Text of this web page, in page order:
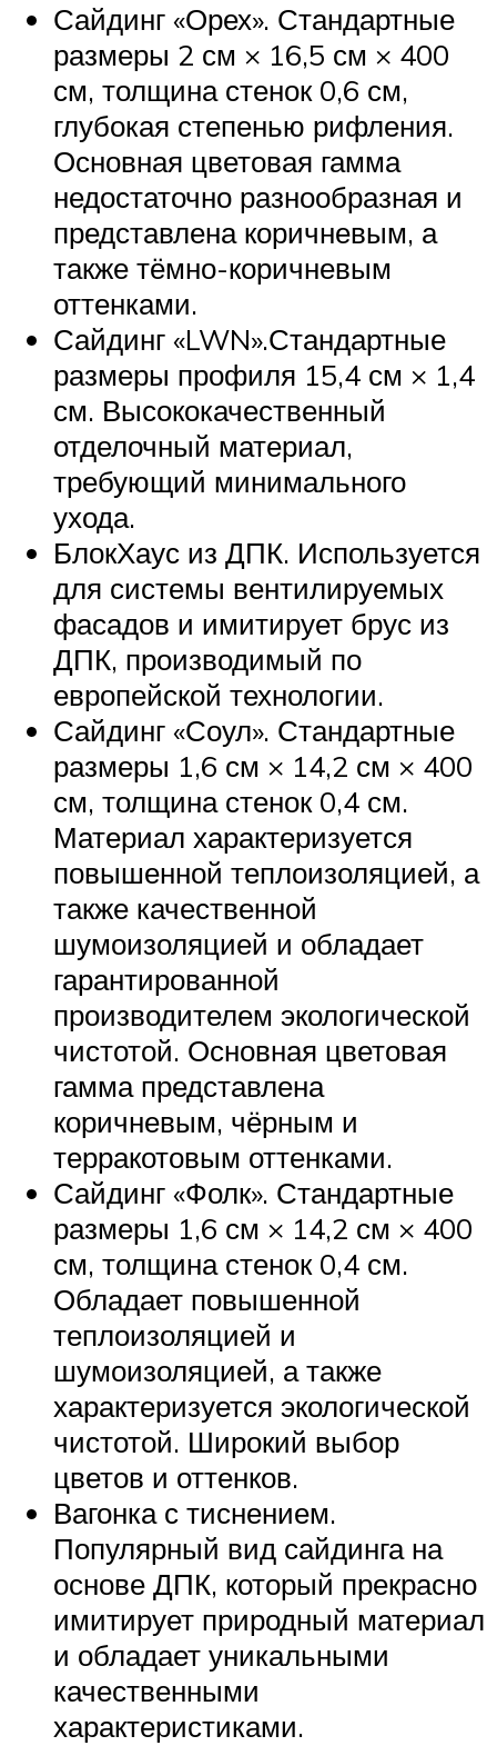
Сайдинг «Орех». Стандартные
размеры 2 см × 16,5 см × 400
см, толщина стенок 0,6 см,
глубокая степенью рифления.
Основная цветовая гамма
недостаточно разнообразная и
представлена коричневым, а
также тёмно-коричневым
оттенками.
Сайдинг «LWN».Стандартные
размеры профиля 15,4 см × 1,4
см. Высококачественный
отделочный материал,
требующий минимального
ухода.
БлокХаус из ДПК. Используется
для системы вентилируемых
фасадов и имитирует брус из
ДПК, производимый по
европейской технологии.
Сайдинг «Соул». Стандартные
размеры 1,6 см × 14,2 см × 400
см, толщина стенок 0,4 см.
Материал характеризуется
повышенной теплоизоляцией, а
также качественной
шумоизоляцией и обладает
гарантированной
производителем экологической
чистотой. Основная цветовая
гамма представлена
коричневым, чёрным и
терракотовым оттенками.
Сайдинг «Фолк». Стандартные
размеры 1,6 см × 14,2 см × 400
см, толщина стенок 0,4 см.
Обладает повышенной
теплоизоляцией и
шумоизоляцией, а также
характеризуется экологической
чистотой. Широкий выбор
цветов и оттенков.
Вагонка с тиснением.
Популярный вид сайдинга на
основе ДПК, который прекрасно
имитирует природный материал
и обладает уникальными
качественными
характеристиками.